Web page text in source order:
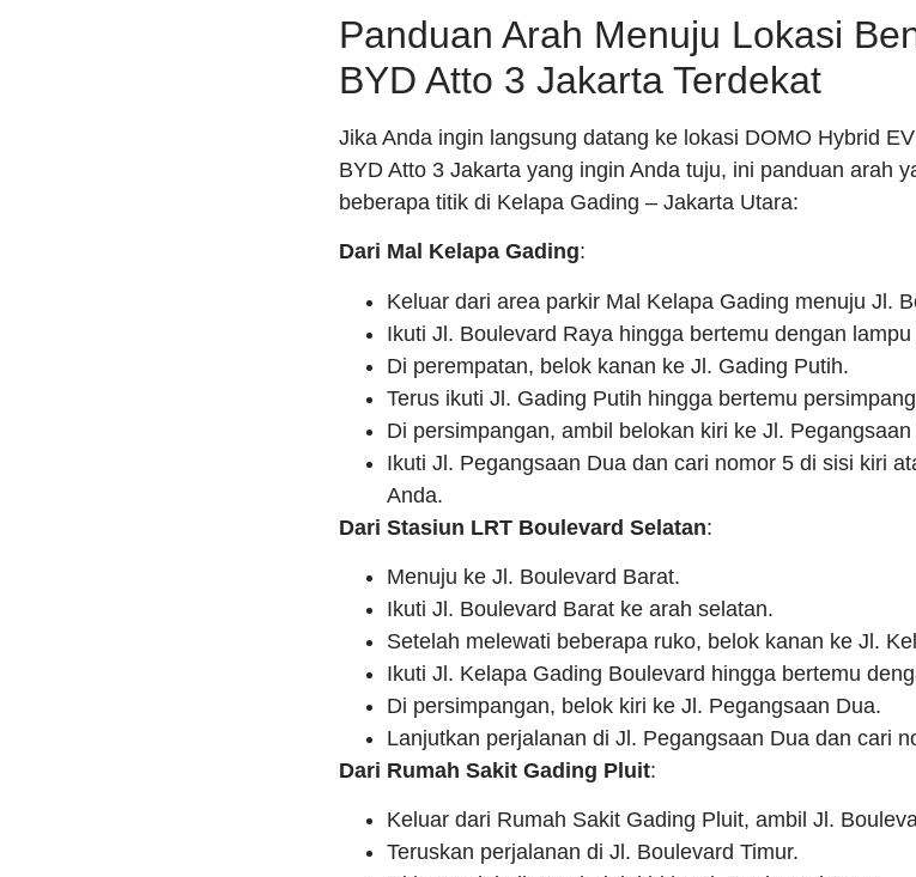
Panduan Arah Menuju Lokasi
BYD Atto 3 Jakarta Terdekat
Jika Anda ingin langsung datang ke lokasi DOMO Hybrid
BYD Atto 3 Jakarta yang ingin Anda tuju, ini panduan arah
beberapa titik di Kelapa Gading – Jakarta Utara:
Dari Mal Kelapa Gading:
Keluar dari area parkir Mal Kelapa Gading menuju Jl.
Ikuti Jl. Boulevard Raya hingga bertemu dengan
Di perempatan, belok kanan ke Jl. Gading Putih.
Terus ikuti Jl. Gading Putih hingga bertemu
Di persimpangan, ambil belokan kiri ke Jl. Pegangsaan
Ikuti Jl. Pegangsaan Dua dan cari nomor 5 di sisi kiri
Anda.
Dari Stasiun LRT Boulevard Selatan:
Menuju ke Jl. Boulevard Barat.
Ikuti Jl. Boulevard Barat ke arah selatan.
Setelah melewati beberapa ruko, belok kanan ke Jl.
Ikuti Jl. Kelapa Gading Boulevard hingga bertemu
Di persimpangan, belok kiri ke Jl. Pegangsaan Dua.
Lanjutkan perjalanan di Jl. Pegangsaan Dua dan cari
Dari Rumah Sakit Gading Pluit:
Keluar dari Rumah Sakit Gading Pluit, ambil Jl.
Teruskan perjalanan di Jl. Boulevard Timur.